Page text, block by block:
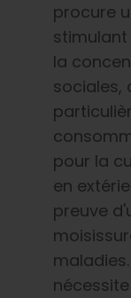
procure
la
sociales,
pour la
en
preuve